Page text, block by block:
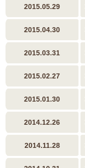
2015.05.29
2015.04.30
2015.03.31
2015.02.27
2015.01.30
2014.12.26
2014.11.28